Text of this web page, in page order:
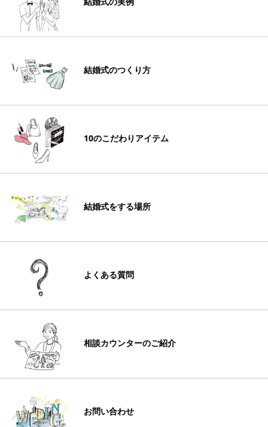
結婚式のつくり方
10のこだわりアイテム
結婚式をする場所
よくある質問
相談カウンターのご紹介
お問い合わせ